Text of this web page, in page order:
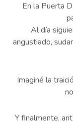
En la Puerta
Al día
angustiado,
Imaginé la
Y finalmente,